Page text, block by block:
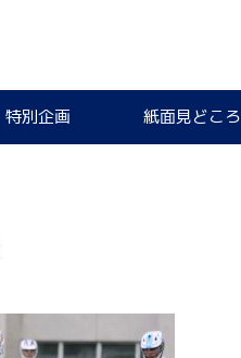
特別企画 紙面見どころ